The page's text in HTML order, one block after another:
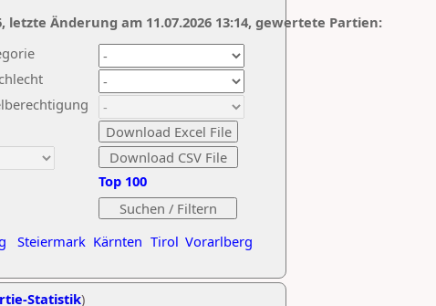
Steiermark Kärnten Tirol Vorarlberg
Top 100
letzte Änderung am 11.07.2026 13:14, gewertete Partien:
Statistik)